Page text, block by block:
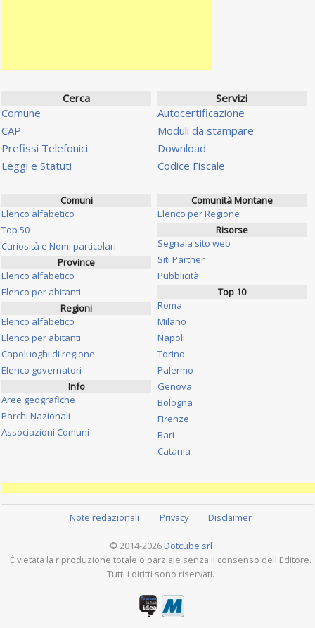
Cerca
Comune
CAP
Prefissi Telefonici
Leggi e Statuti
Servizi
Autocertificazione
Moduli da stampare
Download
Codice Fiscale
Comuni
Elenco alfabetico
Top 50
Curiosità e Nomi particolari
Province
Elenco alfabetico
Elenco per abitanti
Regioni
Elenco alfabetico
Elenco per abitanti
Capoluoghi di regione
Elenco governatori
Info
Aree geografiche
Parchi Nazionali
Associazioni Comuni
Comunità Montane
Elenco per Regione
Risorse
Segnala sito web
Siti Partner
Pubblicità
Top 10
Roma
Milano
Napoli
Torino
Palermo
Genova
Bologna
Firenze
Bari
Catania
Note redazionali Privacy Disclaimer
© 2014-2026 Dotcube srl
È vietata la riproduzione totale o parziale senza il consenso dell'Editore.
Tutti i diritti sono riservati.